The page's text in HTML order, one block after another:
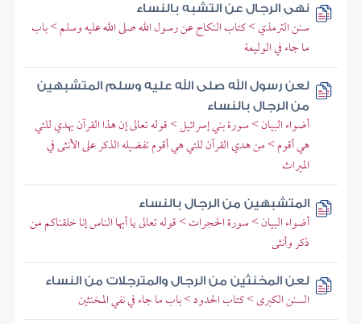
نهى الرجال عن التشبه بالنساء
سنن الترمذي > كتاب النكاح عن رسول الله صلى الله عليه وسلم > باب
ما جاء في الوليمة
لعن رسول الله صلى الله عليه وسلم المتشبهين
من الرجال بالنساء
أضواء البيان > سورة بني إسرائيل > قوله تعالى إن هذا القرآن يهدي للتي
هي أقوم > من هدي القرآن للتي هي أقوم تفضيله الذكر على الأنثى في
الميراث
المتشبهين من الرجال بالنساء
أضواء البيان > سورة الحجرات > قوله تعالى يا أيها الناس إنا خلقناكم من
ذكر وأنثى
لعن المخنثين من الرجال والمترجلات من النساء
السنن الكبرى > كتاب الحدود > باب ما جاء في نفي المخنثين